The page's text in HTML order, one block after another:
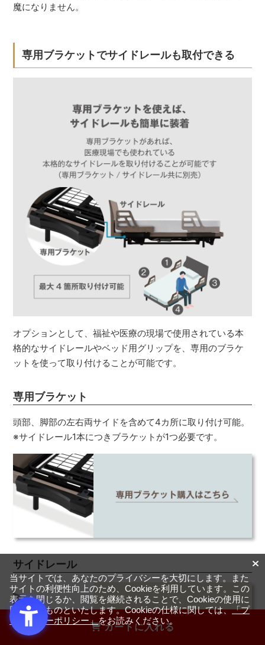
カートに入れる
魔になりません。
専用ブラケットでサイドレールも取付できる
オプションとして、福祉や医療の現場で使用されている本
格的なサイドレールやベッド用グリップを、専用のブラケ
ットを使って取り付けることが可能です。
専用ブラケット
頭部、脚部の左右両サイドを含めて4カ所に取り付け可能。
※サイドレール1本につきブラケットが1つ必要です。
サイドレール
当サイトでは、あなたのプライバシーを大切にします。また
サイトの利便性向上のため、Cookieを利用しています。この
表示を閉じるか、閲覧を継続されることで、Cookieの使用に
同意するものといたします。Cookieの仕様に関しては、「プ
ライバシーポリシー」をお読みください。